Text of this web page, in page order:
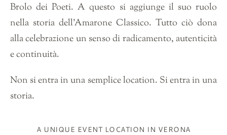
Brolo dei Poeti. A questo si aggiunge il suo ruolo
nella storia dell’Amarone Classico. Tutto ciò dona
alla celebrazione un senso di radicamento, autenticità
e continuità.
Non si entra in una semplice location. Si entra in una
storia.
A UNIQUE EVENT LOCATION IN VERONA